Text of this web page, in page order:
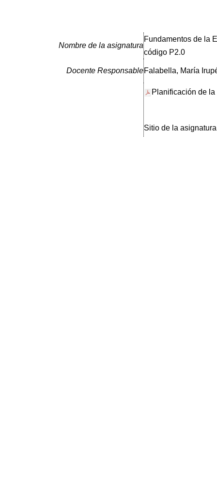
Nombre de la asignatura
Fundamentos de la
código P2.0
Docente ResponsableFalabella, María
Planificación de
Sitio de la asignatura